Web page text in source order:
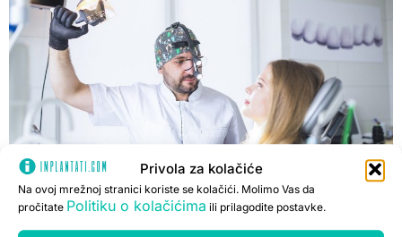
Privola za kolačiće
Na ovoj mrežnoj stranici koriste se kolačići. Molimo Vas da
pročitate Politiku o kolačićima ili prilagodite postavke.
Zašto se netko odlučuje na vađenje umnjaka? Umnjaci